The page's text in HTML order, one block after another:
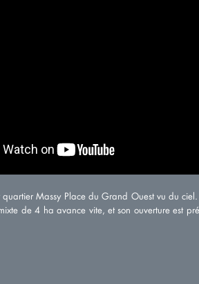
quartier Massy Place du Grand Ouest vu du ciel.
de 4 ha avance vite, et son ouverture est